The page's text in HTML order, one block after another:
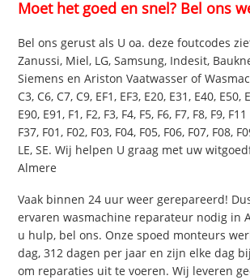
Moet het goed en snel? Bel ons
Bel ons gerust als U oa. deze foutcodes
Zanussi, Miel, LG, Samsung, Indesit,
Siemens en Ariston Vaatwasser of
C3, C6, C7, C9, EF1, EF3, E20, E31, E40, E50,
E90, E91, F1, F2, F3, F4, F5, F6, F7, F8, F9,
F37, F01, F02, F03, F04, F05, F06, F07, F08,
LE, SE. Wij helpen U graag met uw
Almere
Vaak binnen 24 uur weer gerepareerd!
ervaren wasmachine reparateur nodig in
u hulp, bel ons. Onze spoed monteurs
dag, 312 dagen per jaar en zijn elke dag
om reparaties uit te voeren. Wij leveren